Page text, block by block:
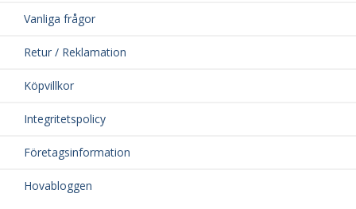
Vanliga frågor
Retur / Reklamation
Köpvillkor
Integritetspolicy
Företagsinformation
Hovabloggen